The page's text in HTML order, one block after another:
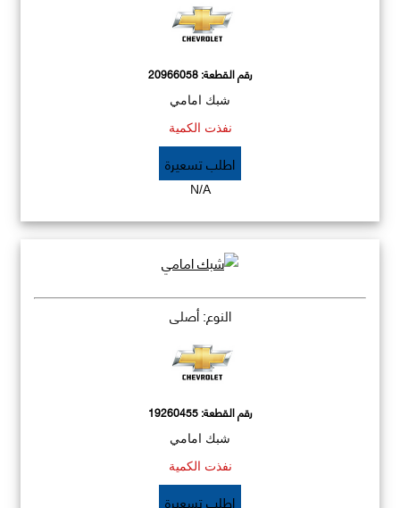
رقم القطعة:20966058
شبك امامي
نفذت الكمية
اطلب تسعيرة
N/A
النوع: أصلي
رقم القطعة:19260455
شبك امامي
نفذت الكمية
اطلب تسعيرة